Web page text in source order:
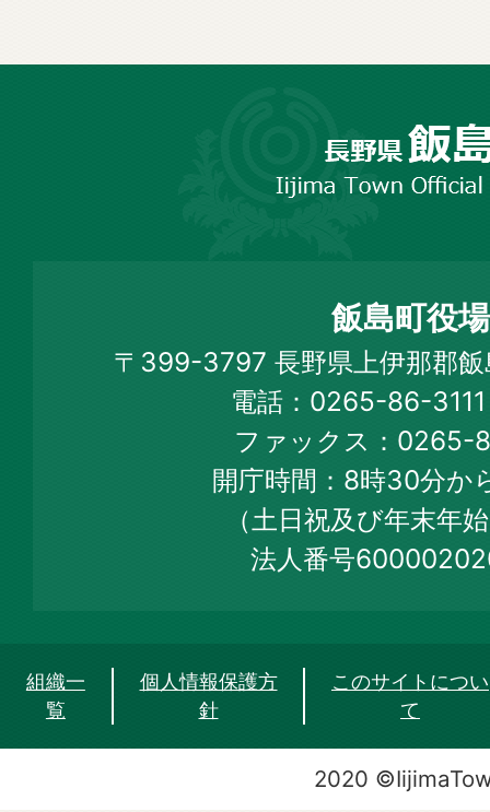
Town
Official
Web
Site
飯島町役場
〒399-3797 長野県上伊那郡
電話：0265-86-
ファックス：0265-
開庁時間：8時30分か
（土日祝及び年末年
法人番号
組織一
覧
個人情報保護方
針
このサイトについ
て
2020